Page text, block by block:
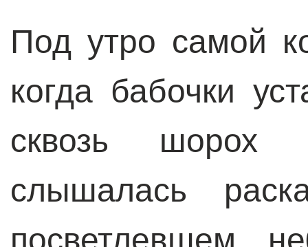
Под утро самой
когда бабочки
сквозь шорох
слышалась